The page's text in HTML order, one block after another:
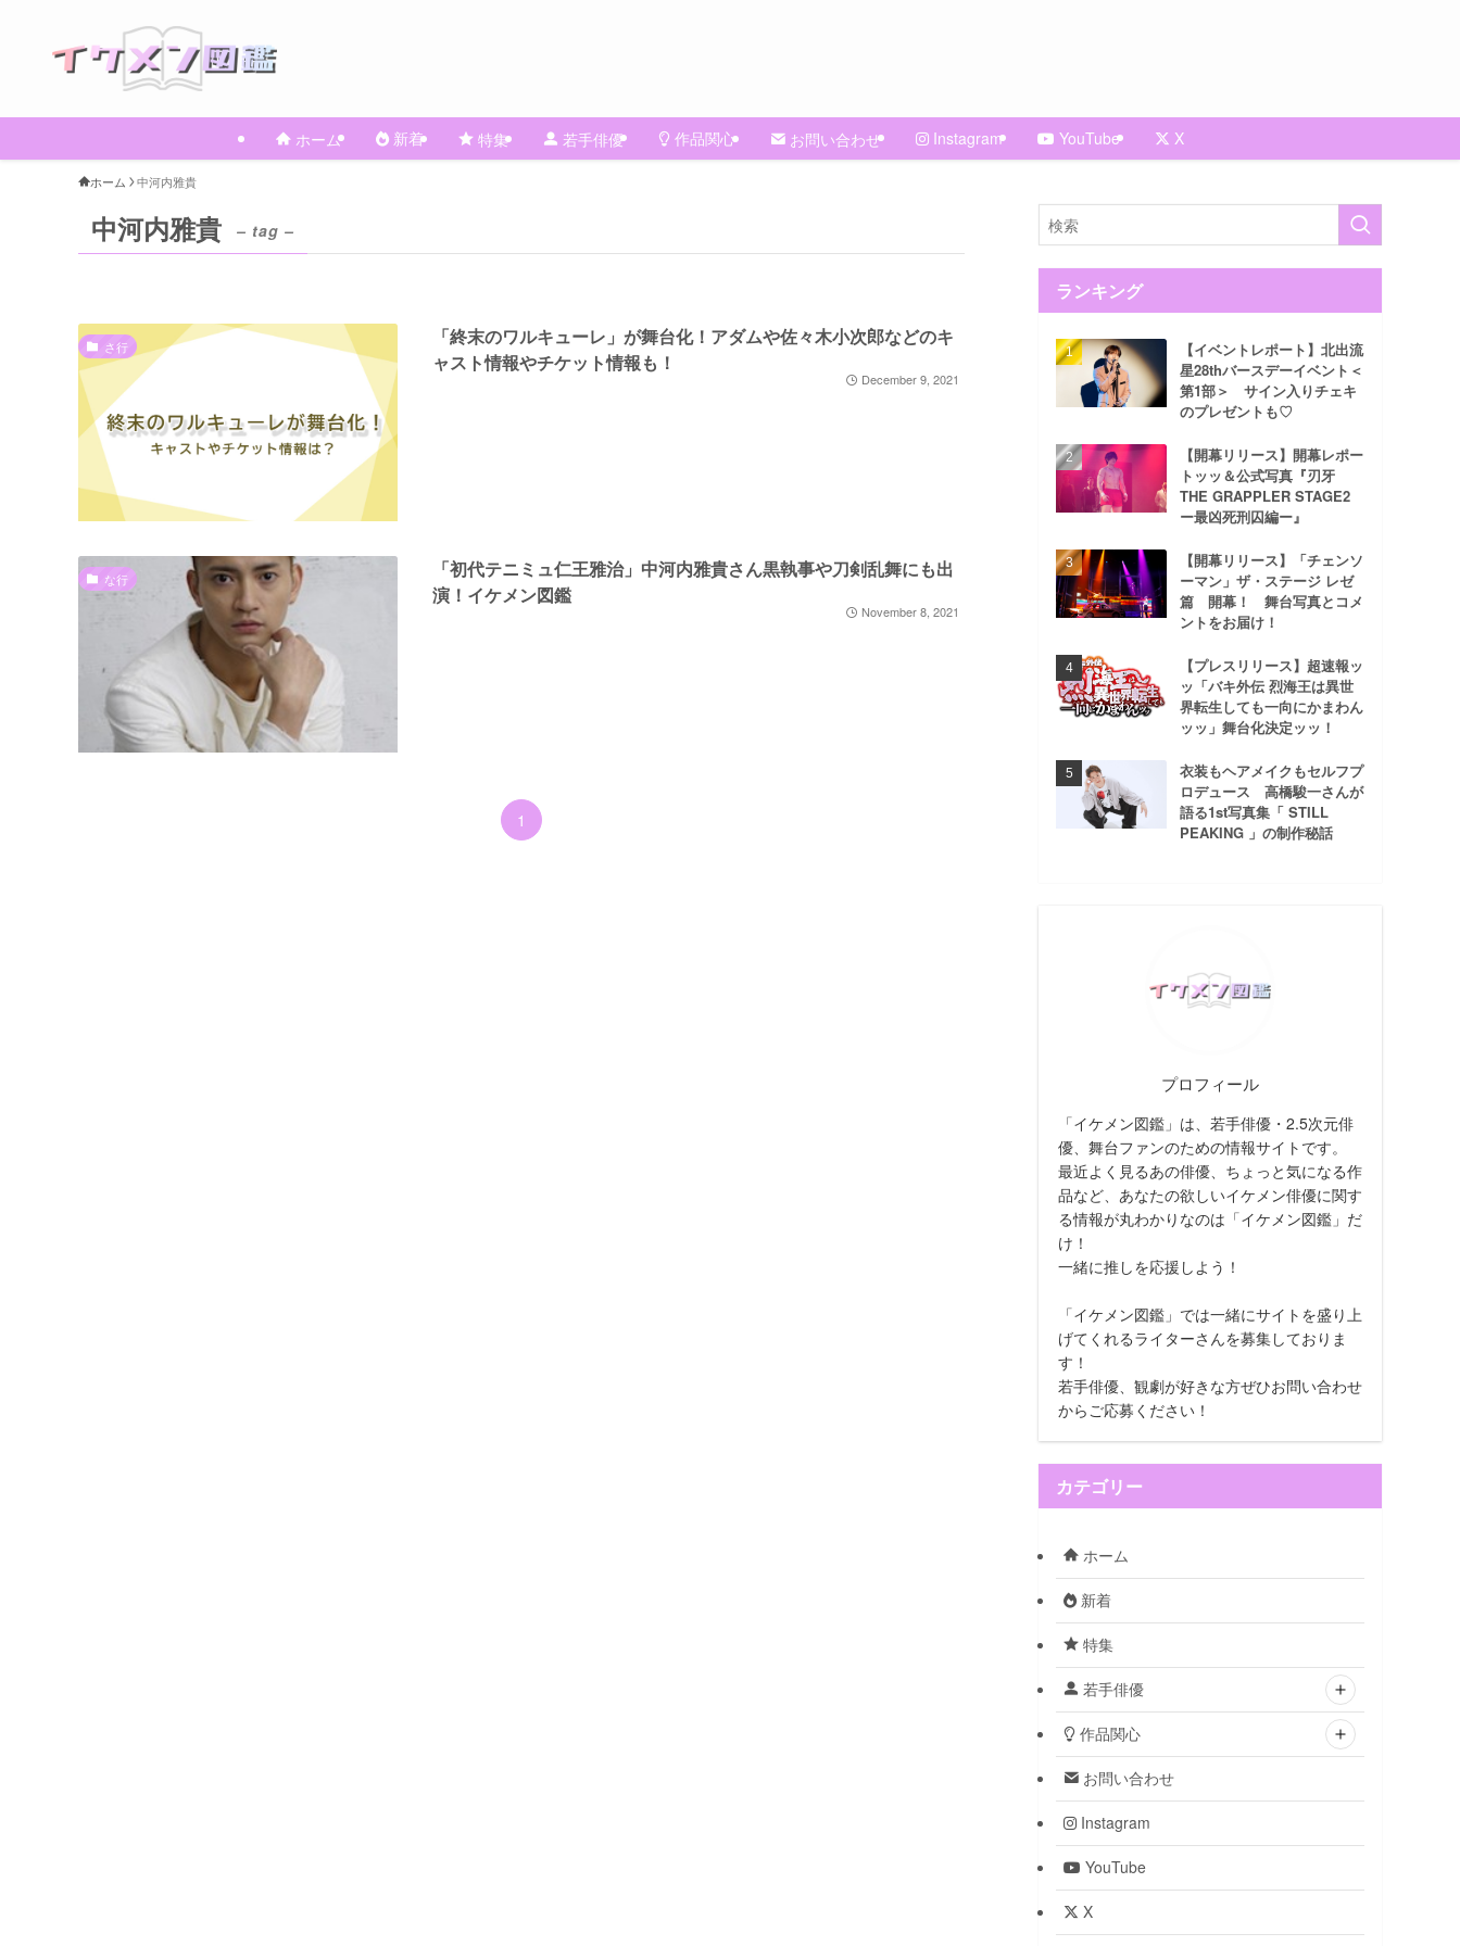
ホーム 新着 特集 若手俳優 作品関心 お問い合わせ Instagram YouTube X
ホーム 中河内雅貴
中河内雅貴 – tag –
さ行
「終末のワルキューレ」が舞台化！アダムや佐々木小次郎などのキ
ャスト情報やチケット情報も！
December 9, 2021
な行
「初代テニミュ仁王雅治」中河内雅貴さん黒執事や刀剣乱舞にも出
演！イケメン図鑑
November 8, 2021
1
ランキング
【イベントレポート】北出流
星28thバースデーイベント＜
第1部＞ サイン入りチェキ
のプレゼントも♡
【開幕リリース】開幕レポー
トッッ＆公式写真『刃牙
THE GRAPPLER STAGE2
ー最凶死刑囚編ー』
【開幕リリース】「チェンソ
ーマン」ザ・ステージ レゼ
篇 開幕！ 舞台写真とコメ
ントをお届け！
【プレスリリース】超速報ッ
ッ「バキ外伝 烈海王は異世
界転生しても一向にかまわん
ッッ」舞台化決定ッッ！
衣装もヘアメイクもセルフプ
ロデュース 高橋駿一さんが
語る1st写真集「 STILL
PEAKING 」の制作秘話
プロフィール
「イケメン図鑑」は、若手俳優・2.5次元俳
優、舞台ファンのための情報サイトです。
最近よく見るあの俳優、ちょっと気になる作
品など、あなたの欲しいイケメン俳優に関す
る情報が丸わかりなのは「イケメン図鑑」だ
け！
一緒に推しを応援しよう！
「イケメン図鑑」では一緒にサイトを盛り上
げてくれるライターさんを募集しておりま
す！
若手俳優、観劇が好きな方ぜひお問い合わせ
からご応募ください！
カテゴリー
ホーム
新着
特集
若手俳優
作品関心
お問い合わせ
Instagram
YouTube
X